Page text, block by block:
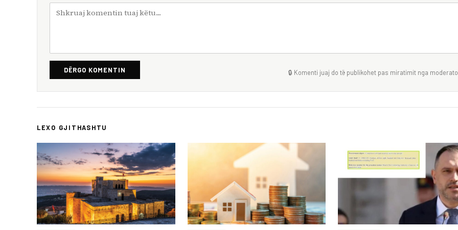
DËRGO KOMENTIN 🔒 Komenti juaj do të publikohet pas miratimit nga
LEXO GJITHASHTU